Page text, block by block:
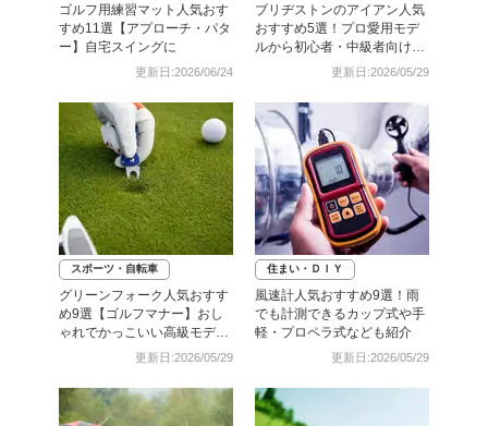
ゴルフ用練習マット人気おす
すめ11選【アプローチ・パタ
ー】自宅スイングに
更新日:2026/06/24
ブリヂストンのアイアン人気
おすすめ5選！プロ愛用モデ
ルから初心者・中級者向けま
更新日:2026/05/29
スポーツ・自転車
グリーンフォーク人気おすす
め9選【ゴルフマナー】おし
ゃれでかっこいい高級モデル
更新日:2026/05/29
住まい・ＤＩＹ
風速計人気おすすめ9選！雨
でも計測できるカップ式や手
軽・プロペラ式なども紹介
更新日:2026/05/29